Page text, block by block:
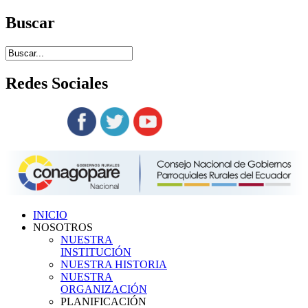
Buscar
Redes Sociales
INICIO
NOSOTROS
NUESTRA
INSTITUCIÓN
NUESTRA HISTORIA
NUESTRA
ORGANIZACIÓN
PLANIFICACIÓN